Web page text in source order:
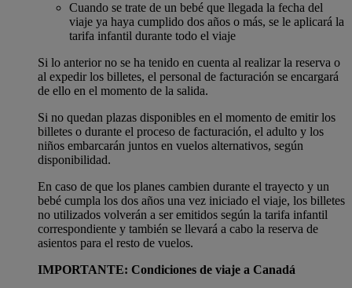
Cuando se trate de un bebé que llegada la fecha del
viaje ya haya cumplido dos años o más, se le aplicará la
tarifa infantil durante todo el viaje
Si lo anterior no se ha tenido en cuenta al realizar la reserva o
al expedir los billetes, el personal de facturación se encargará
de ello en el momento de la salida.
Si no quedan plazas disponibles en el momento de emitir los
billetes o durante el proceso de facturación, el adulto y los
niños embarcarán juntos en vuelos alternativos, según
disponibilidad.
En caso de que los planes cambien durante el trayecto y un
bebé cumpla los dos años una vez iniciado el viaje, los billetes
no utilizados volverán a ser emitidos según la tarifa infantil
correspondiente y también se llevará a cabo la reserva de
asientos para el resto de vuelos.
IMPORTANTE: Condiciones de viaje a Canadá